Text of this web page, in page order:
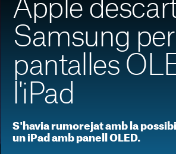
Apple
Samsung
pantalles
l'iPad
S'havia rumorejat amb la
un iPad amb panell OLED.